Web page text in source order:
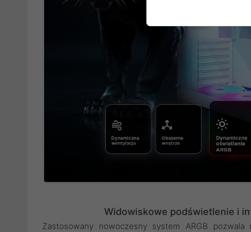
Widowiskowe podświetlenie i
Zastosowany nowoczesny system ARGB